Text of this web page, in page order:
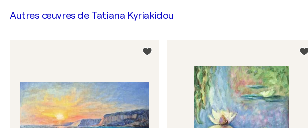
Autres œuvres de Tatiana Kyriakidou